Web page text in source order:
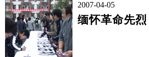
2007-04-05
缅怀革命先